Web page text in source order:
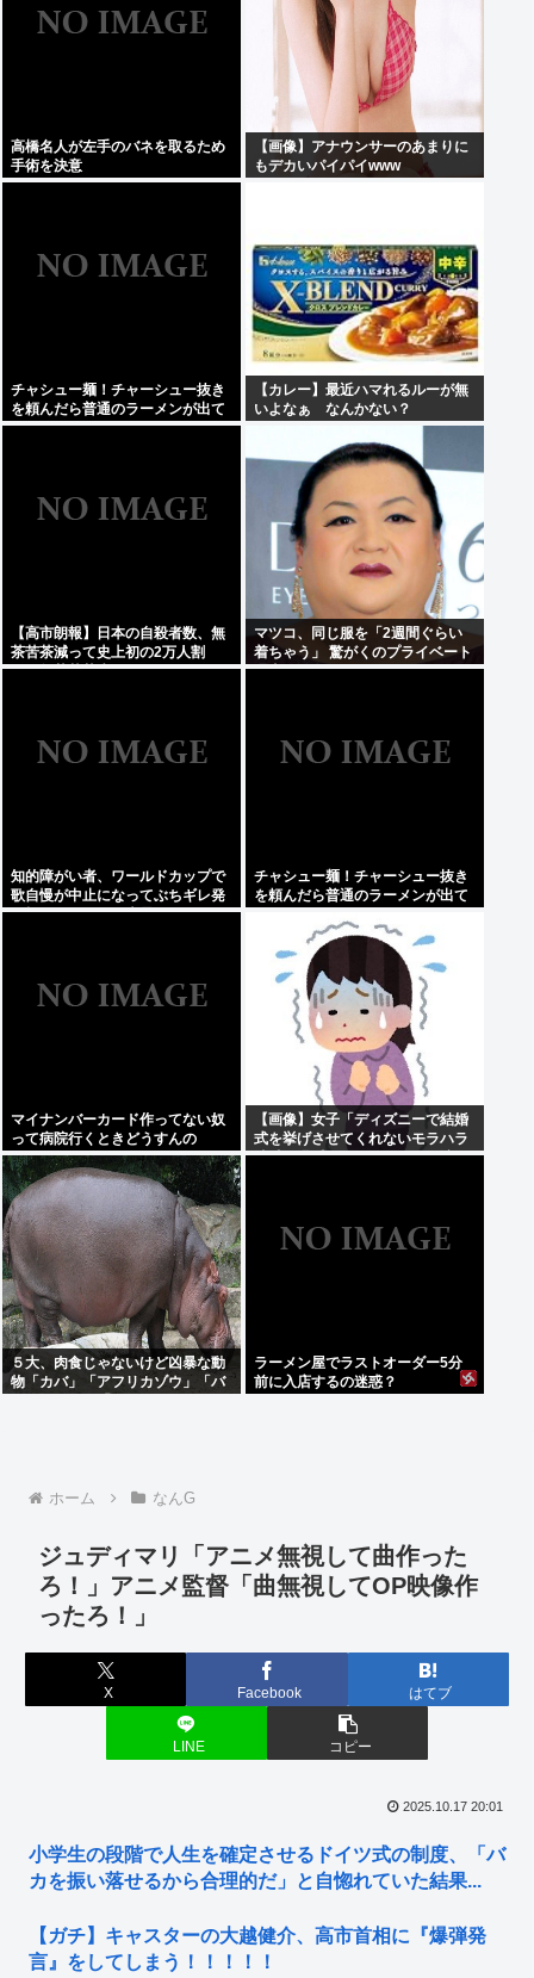
高橋名人が左手のバネを取るため
手術を決意
【画像】アナウンサーのあまりに
もデカいパイパイwww
チャシュー麺！チャーシュー抜き
を頼んだら普通のラーメンが出て
きたんだが、これっておかしくね
【カレー】最近ハマれるルーが無
いよなぁ なんかない？
【高市朗報】日本の自殺者数、無
茶苦茶減って史上初の2万人割
れ。無茶苦茶生きやすい国になっ
マツコ、同じ服を「2週間ぐらい
着ちゃう」 驚がくのプライベート
理由を激白
知的障がい者、ワールドカップで
歌自慢が中止になってぶちギレ発
狂親を殴りまくり大暴れwww
チャシュー麺！チャーシュー抜き
を頼んだら普通のラーメンが出て
マイナンバーカード作ってない奴
って病院行くときどうすんの
【画像】女子「ディズニーで結婚
式を挙げさせてくれないモラハラ
彼氏。過呼吸になりました。涙が
５大、肉食じゃないけど凶暴な動
物「カバ」「アフリカゾウ」「バ
ラーメン屋でラストオーダー5分
前に入店するの迷惑？
ホーム なんG
ジュディマリ「アニメ無視して曲作った
ろ！」アニメ監督「曲無視してOP映像作
ったろ！」
X Facebook はてブ
LINE コピー
2025.10.17 20:01
小学生の段階で人生を確定させるドイツ式の制度、「バ
カを振い落せるから合理的だ」と自惚れていた結果...
【ガチ】キャスターの大越健介、高市首相に『爆弾発
言』をしてしまう！！！！！